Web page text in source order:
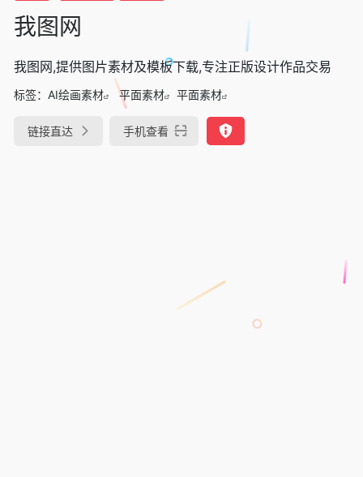
我图网
我图网,提供图片素材及模板下载,专注正版设计作品交易
标签： AI绘画素材 平面素材 平面素材
链接直达 手机查看